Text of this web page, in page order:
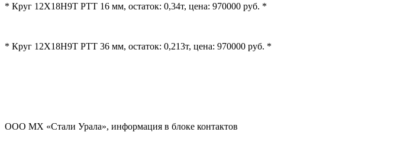
* Круг 12Х18Н9Т РТТ 16 мм, остаток: 0,34т, цена: 970000 руб. *
* Круг 12Х18Н9Т РТТ 36 мм, остаток: 0,213т, цена: 970000 руб. *
ООО МХ «Стали Урала», информация в блоке контактов